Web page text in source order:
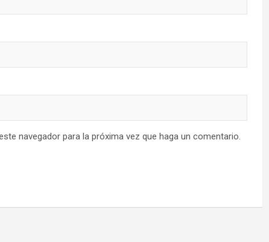
navegador para la próxima vez que haga un comentario.